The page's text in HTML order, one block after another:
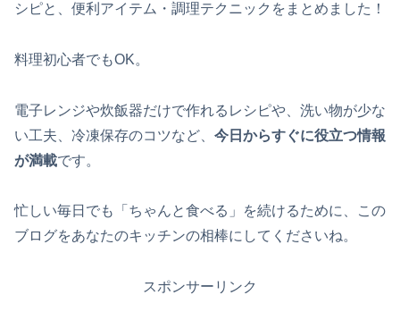
シピと、便利アイテム・調理テクニックをまとめました！
料理初心者でもOK。
電子レンジや炊飯器だけで作れるレシピや、洗い物が少な
い工夫、冷凍保存のコツなど、 今日からすぐに役立つ情報
が満載です。
忙しい毎日でも「ちゃんと食べる」を続けるために、この
ブログをあなたのキッチンの相棒にしてくださいね。
スポンサーリンク